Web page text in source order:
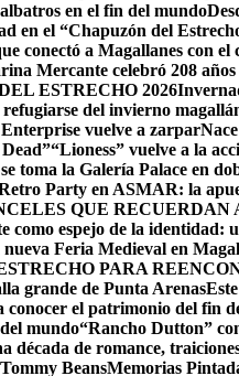
en el fin del mundo
en el “Chapuzón del
conectó a Magallanes con
Mercante celebró 208
ESTRECHO 2026
del invierno
vuelve a zarpar
“Lioness” vuelve a la
toma la Galería Palace en
Party en ASMAR: la
QUE
como espejo de la identidad:
Feria Medieval en
PARA
grande de Punta Arenas
el patrimonio del fin
mundo“Rancho Dutton”
década de romance,
BeansMemorias